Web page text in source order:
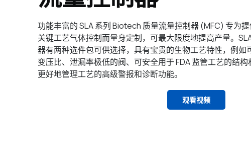
功能丰富的 SLA 系列 Biotech 质量流量控制器 (MFC) 专为
关键工艺气体控制而量身定制，可最大限度地提高产量。
器有两种选件包可供选择，具有宝贵的生物工艺特性，例如
变压比、泄漏率极低的阀、可安全用于 FDA 监管工艺的结
更好地管理工艺的高级警报和诊断功能。
观看视频